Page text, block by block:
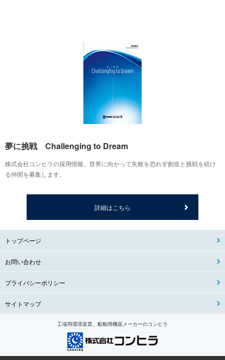
夢に挑戦 Challenging to Dream
株式会社コンヒラの採用情報。世界に向かって失敗を恐れず創造と挑戦を続け
る仲間を募集します。
詳細はこちら
トップページ
お問い合わせ
プライバシーポリシー
サイトマップ
工場用環境装置、船舶用機器メーカーのコンヒラ